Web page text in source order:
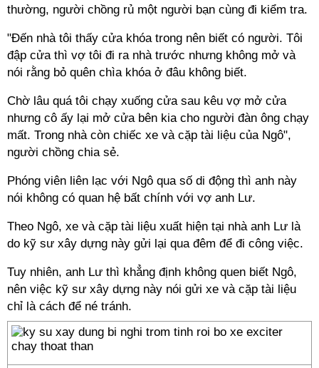
thường, người chồng rủ một người bạn cùng đi kiểm tra.
"Đến nhà tôi thấy cửa khóa trong nên biết có người. Tôi
đập cửa thì vợ tôi đi ra nhà trước nhưng không mở và
nói rằng bỏ quên chìa khóa ở đâu không biết.
Chờ lâu quá tôi chạy xuống cửa sau kêu vợ mở cửa
nhưng cô ấy lại mở cửa bên kia cho người đàn ông chạy
mất. Trong nhà còn chiếc xe và cặp tài liệu của Ngô",
người chồng chia sẻ.
Phóng viên liên lạc với Ngô qua số di động thì anh này
nói không có quan hệ bất chính với vợ anh Lư.
Theo Ngô, xe và cặp tài liệu xuất hiện tại nhà anh Lư là
do kỹ sư xây dựng này gửi lại qua đêm để đi công việc.
Tuy nhiên, anh Lư thì khẳng định không quen biết Ngô,
nên việc kỹ sư xây dựng này nói gửi xe và cặp tài liệu
chỉ là cách để né tránh.